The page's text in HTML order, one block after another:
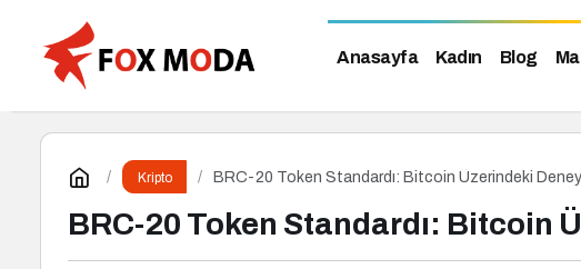
Anasayfa Kadın Blog
Kripto BRC-20 Token Standardı: Bitcoin Üzerindeki
BRC-20 Token Standardı: Bitcoin